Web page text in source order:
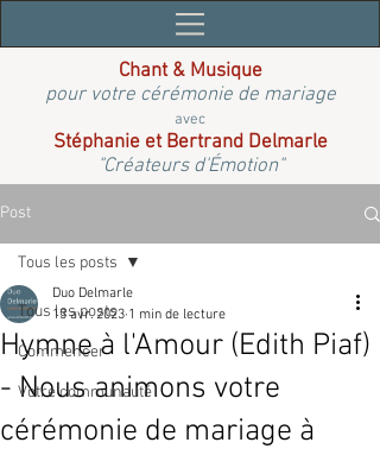
Chant & Musique
pour votre cérémonie de mariage
avec
Stéphanie et Bertrand Delmarle
"Créateurs d'Émotion"
Post
Tous les posts
Commencer
Votre communauté
Tous les posts
Hymne à l'Amour (Edith Piaf)
- Nous animons votre
cérémonie de mariage à
Duo Delmarle
13 avr. 2023 1 min de lecture